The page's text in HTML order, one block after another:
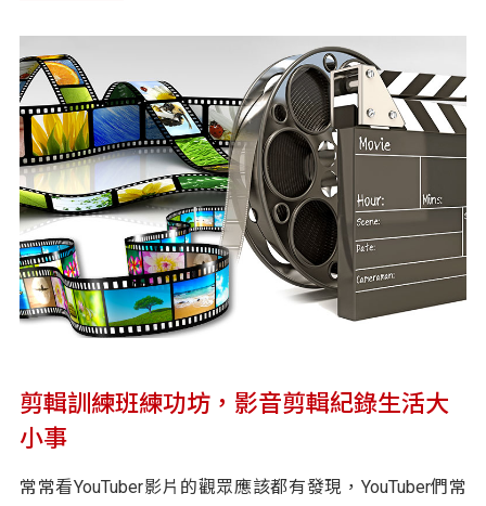
剪輯訓練班練功坊，影音剪輯紀錄生活大
小事
常常看YouTuber影片的觀眾應該都有發現，YouTuber們常